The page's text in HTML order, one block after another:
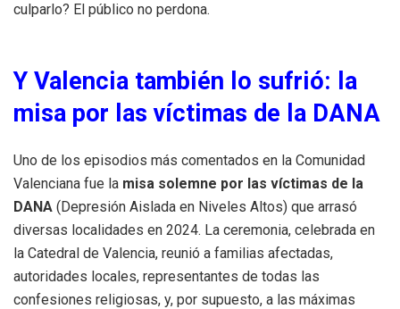
culparlo? El público no perdona.
Y Valencia también lo sufrió: la
misa por las víctimas de la DANA
Uno de los episodios más comentados en la Comunidad
Valenciana fue la misa solemne por las víctimas de la
DANA (Depresión Aislada en Niveles Altos) que arrasó
diversas localidades en 2024. La ceremonia, celebrada en
la Catedral de Valencia, reunió a familias afectadas,
autoridades locales, representantes de todas las
confesiones religiosas, y, por supuesto, a las máximas